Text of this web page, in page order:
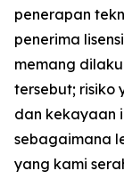
penerapan
penerima
memang
tersebut; risiko
dan kekayaan
sebagaimana
yang kami